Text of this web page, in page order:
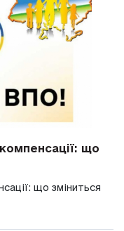
що
що зміниться